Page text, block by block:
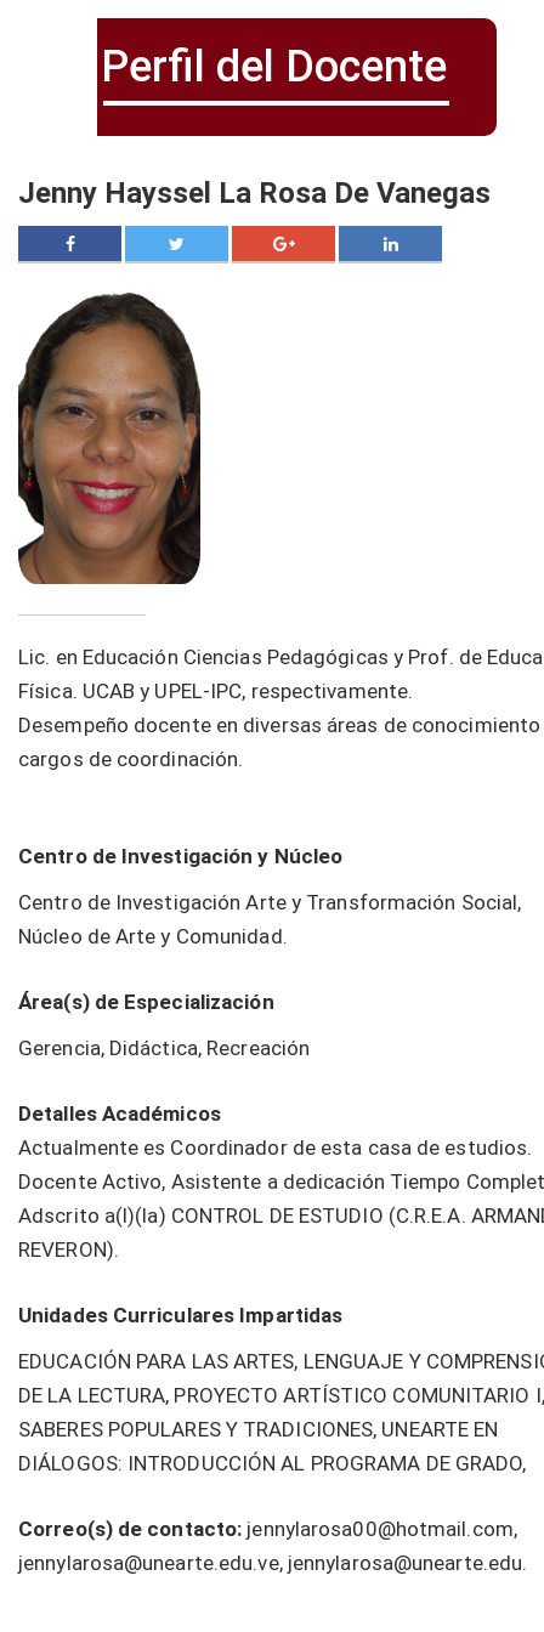
Perfil del Docente
Jenny Hayssel La Rosa De Vanegas
Lic. en Educación Ciencias Pedagógicas y Prof. de
Física. UCAB y UPEL-IPC, respectivamente.
Desempeño docente en diversas áreas de conocimiento
cargos de coordinación.
Centro de Investigación y Núcleo
Centro de Investigación Arte y Transformación Social,
Núcleo de Arte y Comunidad.
Área(s) de Especialización
Gerencia, Didáctica, Recreación
Detalles Académicos
Actualmente es Coordinador de esta casa de estudios.
Docente Activo, Asistente a dedicación Tiempo
Adscrito a(l)(la) CONTROL DE ESTUDIO (C.R.E.A.
REVERON).
Unidades Curriculares Impartidas
EDUCACIÓN PARA LAS ARTES, LENGUAJE Y
DE LA LECTURA, PROYECTO ARTÍSTICO COMUNITARIO I,
SABERES POPULARES Y TRADICIONES, UNEARTE EN
DIÁLOGOS: INTRODUCCIÓN AL PROGRAMA DE GRADO,
Correo(s) de contacto: jennylarosa00@hotmail.com,
jennylarosa@unearte.edu.ve, jennylarosa@unearte.edu.